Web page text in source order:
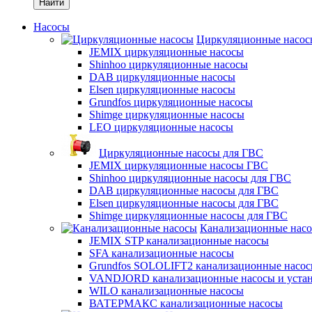
Найти
Насосы
Циркуляционные
JEMIX циркуляционные насосы
Shinhoo циркуляционные насосы
DAB циркуляционные насосы
Elsen циркуляционные насосы
Grundfos циркуляционные насосы
Shimge циркуляционные насосы
LEO циркуляционные насосы
Циркуляционные насосы для ГВС
JEMIX циркуляционные насосы ГВС
Shinhoo циркуляционные насосы для ГВС
DAB циркуляционные насосы для ГВС
Elsen циркуляционные насосы для ГВС
Shimge циркуляционные насосы для ГВС
Канализационные
JEMIX STP канализационные насосы
SFA канализационные насосы
Grundfos SOLOLIFT2 канализационные
VANDJORD канализационные насосы и
WILO канализационные насосы
ВАТЕРМАКС канализационные насосы